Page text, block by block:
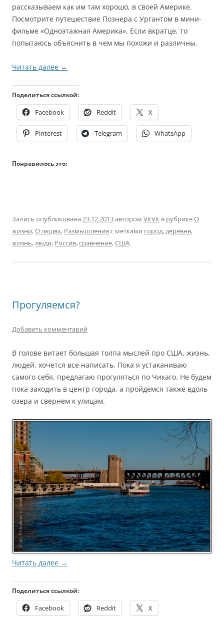
рассказываем как им там хорошо, в своей Америке.
Посмотрите путешествие Познера с Ургантом в мини-
фильме «Одноэтажная Америка». Если вкратце, то
попытаюсь объяснить в чем мы похожи и различны.
Читать далее →
Поделиться ссылкой:
Facebook Reddit X
Pinterest Telegram WhatsApp
Понравилось это:
Запись опубликована 23.12.2013автором VirVit в рубрикеО
жизни,О людях, Размышления с метками город, деревня,
жизнь, люди, Россия,сравнение,США.
Прогуляемся?
Добавить комментарий
В голове витает большая толпа мыслей про США, жизнь,
людей, хочется все написать. Пока я устаканиваю
самого себя, предлагаю прогуляться по Чикаго. Не будем
пока заходить в центр города, а пройдемся также вдоль
озера и свернем к улицам.
Читать далее →
Поделиться ссылкой:
Facebook Reddit X